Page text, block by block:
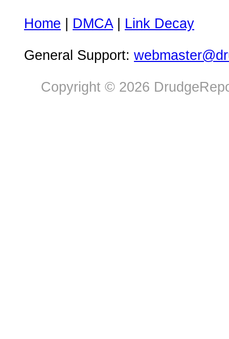
Home DMCA| Link Decay
General Support:
Copyright © 2026